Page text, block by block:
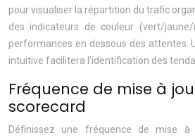
pour visualiser la répartition du trafic
des indicateurs de couleur (vert/
performances en dessous des attentes.
intuitive facilitera l’identification des
Fréquence de mise à
scorecard
Définissez une fréquence de mise